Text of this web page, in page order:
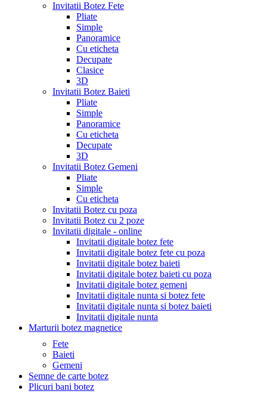
Invitatii Botez Fete
Pliate
Simple
Panoramice
Cu eticheta
Decupate
Clasice
3D
Invitatii Botez Baieti
Pliate
Simple
Panoramice
Cu eticheta
Decupate
3D
Invitatii Botez Gemeni
Pliate
Simple
Cu eticheta
Invitatii Botez cu poza
Invitatii Botez cu 2 poze
Invitatii digitale - online
Invitatii digitale botez fete
Invitatii digitale botez fete cu poza
Invitatii digitale botez baieti
Invitatii digitale botez baieti cu poza
Invitatii digitale botez gemeni
Invitatii digitale nunta si botez fete
Invitatii digitale nunta si botez baieti
Invitatii digitale nunta
Marturii botez magnetice
Fete
Baieti
Gemeni
Semne de carte botez
Plicuri bani botez